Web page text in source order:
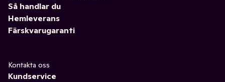
Så handlar du
Hemleverans
Färskvarugaranti
Kontakta oss
Kundservice